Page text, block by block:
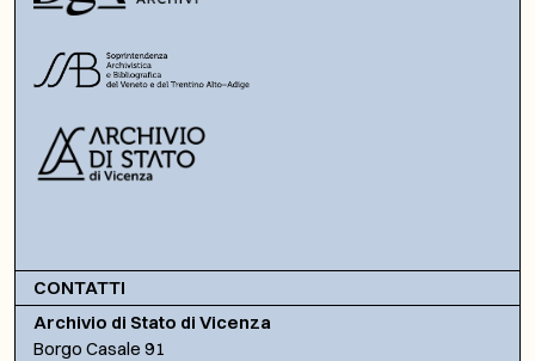
CONTATTI
Archivio di Stato di Vicenza
Borgo Casale 91